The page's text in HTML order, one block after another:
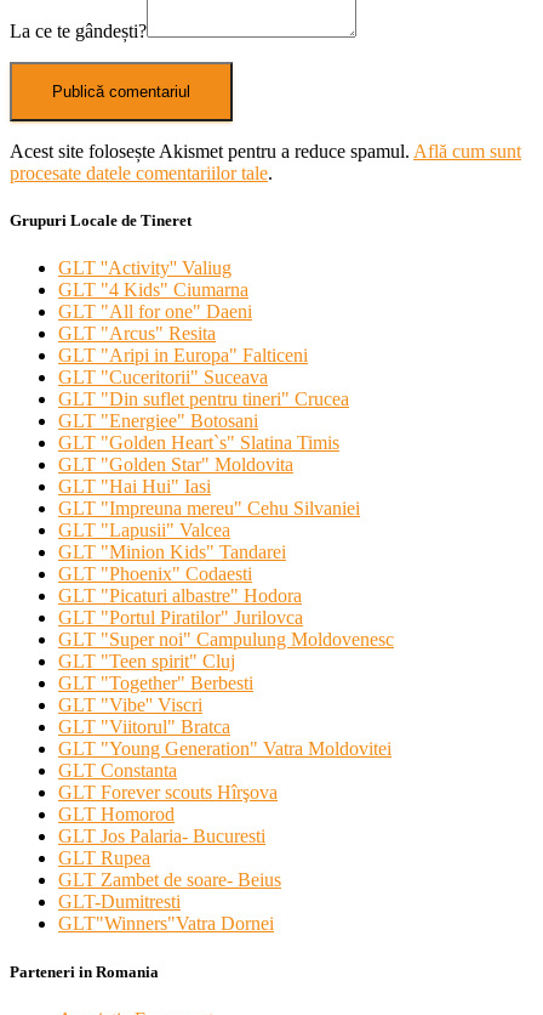
La ce te gândești?
Acest site folosește Akismet pentru a reduce spamul. Află cum sunt
procesate datele comentariilor tale.
Grupuri Locale de Tineret
GLT ''Activity'' Valiug
GLT "4 Kids" Ciumarna
GLT "All for one" Daeni
GLT "Arcus" Resita
GLT "Aripi in Europa" Falticeni
GLT "Cuceritorii" Suceava
GLT "Din suflet pentru tineri" Crucea
GLT "Energiee" Botosani
GLT "Golden Heart`s" Slatina Timis
GLT "Golden Star" Moldovita
GLT "Hai Hui" Iasi
GLT "Impreuna mereu" Cehu Silvaniei
GLT "Lapusii" Valcea
GLT "Minion Kids" Tandarei
GLT "Phoenix" Codaesti
GLT "Picaturi albastre" Hodora
GLT "Portul Piratilor" Jurilovca
GLT "Super noi" Campulung Moldovenesc
GLT "Teen spirit" Cluj
GLT "Together" Berbesti
GLT "Vibe'' Viscri
GLT "Viitorul" Bratca
GLT "Young Generation" Vatra Moldovitei
GLT Constanta
GLT Forever scouts Hîrşova
GLT Homorod
GLT Jos Palaria- Bucuresti
GLT Rupea
GLT Zambet de soare- Beius
GLT-Dumitresti
GLT"Winners"Vatra Dornei
Parteneri in Romania